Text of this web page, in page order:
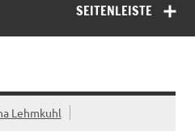
SEITENLEISTE
Lehmkuhl